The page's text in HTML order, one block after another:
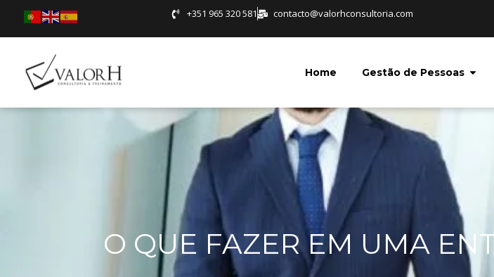
+351 965 320 581 contacto@valorhconsultoria.com
Home Gestão de Pessoas
O QUE FAZER EM UMA